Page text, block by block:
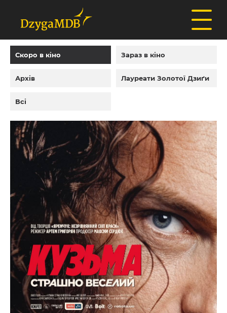
Скоро в кіно Зараз в кіно
Архів Лауреати Золотої Дзиґи
Всі